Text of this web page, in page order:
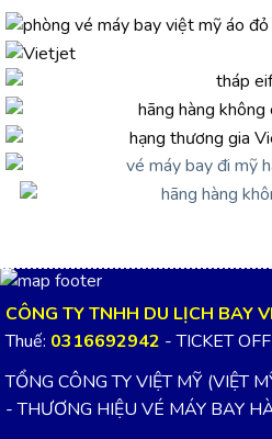
TỔNG CÔNG TY VIỆT MỸ (VIỆT
- THƯƠNG HIỆU VÉ MÁY BAY
TRỤ SỞ
466/8 Tân Kỳ
TP.HCM(Quận
56 Nguyễn Thị
TP.HCM(Quận 7
Điện thoại :
Email: